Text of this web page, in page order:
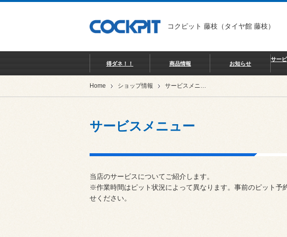
コクピット 藤枝（タイヤ館 藤枝）
得ダネ！！ 商品情報 お知らせ
サー
Home ショップ情報 サービスメニュー
サービスメニュー
当店のサービスについてご紹介します。
※作業時間はピット状況によって異なります。事前のピット予
せください。